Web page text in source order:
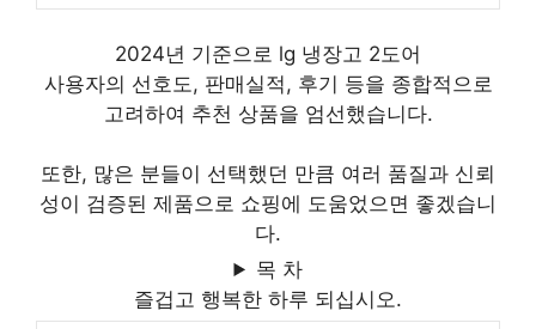
2024년 기준으로 lg 냉장고 2도어
사용자의 선호도, 판매실적, 후기 등을 종합적으로
고려하여 추천 상품을 엄선했습니다.
또한, 많은 분들이 선택했던 만큼 여러 품질과 신뢰
성이 검증된 제품으로 쇼핑에 도움었으면 좋겠습니
다.
목 차
즐겁고 행복한 하루 되십시오.